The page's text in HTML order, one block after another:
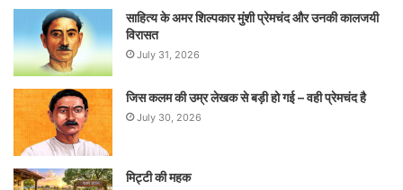
साहित्य के अमर शिल्पकार मुंशी प्रेमचंद और उनकी कालजयी
विरासत
July 31, 2026
जिस कलम की उम्र लेखक से बड़ी हो गई – वही प्रेमचंद है
July 30, 2026
मिट्टी की महक